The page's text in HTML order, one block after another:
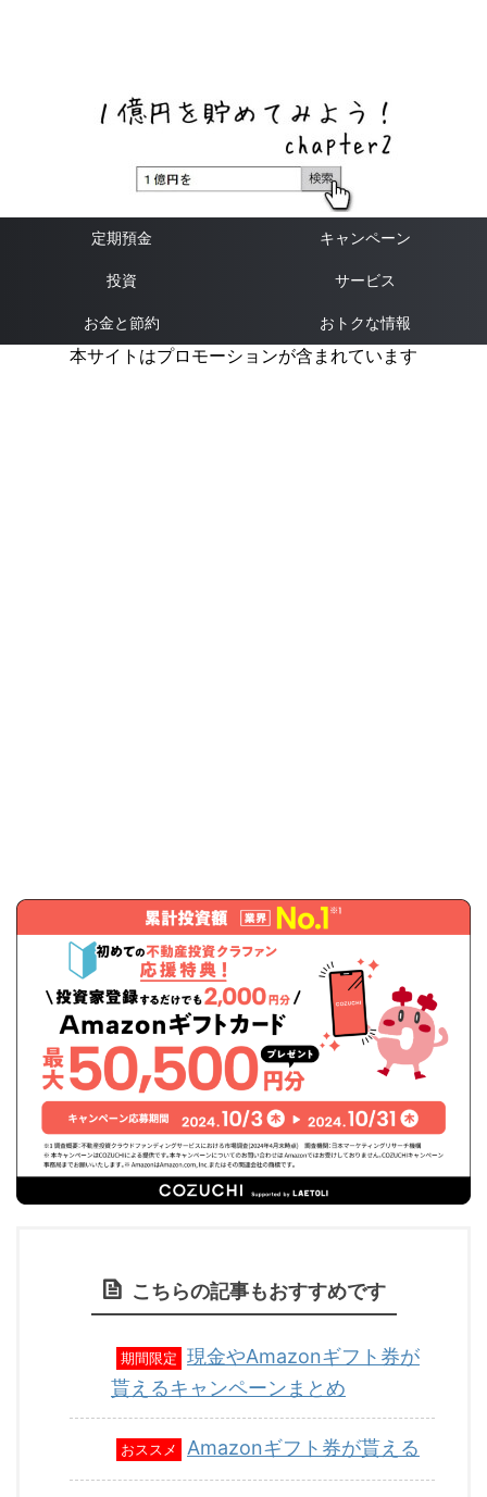
定期預金 キャンペーン
投資 サービス
お金と節約 おトクな情報
本サイトはプロモーションが含まれています
こちらの記事もおすすめです
期間限定
現金やAmazonギフト券が
貰えるキャンペーンまとめ
おススメ Amazonギフト券が貰える